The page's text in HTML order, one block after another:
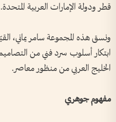
قطر ودولة الإمارات العربية المتحدة.
ونسق هذه المجموعة سامر يماني،
ابتكار أسلوب سرد فني من
الخليج العربي من منظور معاصر.
مفهوم جوهري